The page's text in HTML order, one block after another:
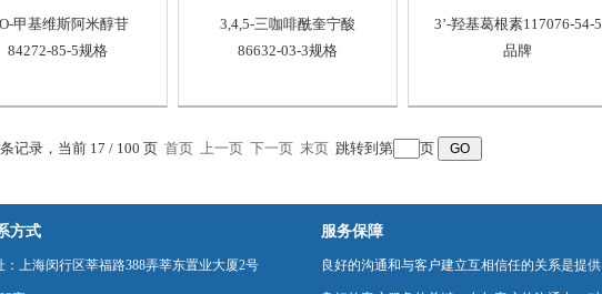
甲基维斯阿米醇苷
84272-85-5规格
3,4,5-三咖啡酰奎宁酸
86632-03-3规格
3’-羟基葛根素117076-54-5
品牌
记录，当前 17 / 100 页 首页 上一页 下一页 末页 跳转到第 页
方式
：上海闵行区莘福路388弄莘东置业大厦2号
服务保障
良好的沟通和与客户建立互相信任的关系是提供